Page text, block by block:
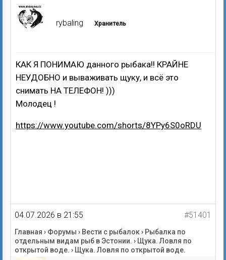
rybaling Хранитель
КАК Я ПОНИМАЮ данного рыбака!! КРАЙНЕ
НЕУДОБНО и вываживать щуку, и всё это
снимать НА ТЕЛЕФОН! )))
Молодец !
https://www.youtube.com/shorts/8YPy6S0oRDU
04.07.2026 в 21:55 #51401
Главная › Форумы › Вести с рыбалок› Рыбалка по
отдельным видам рыб в Эстонии. › Щука. Ловля по
открытой воде. › Щука. Ловля по открытой воде.